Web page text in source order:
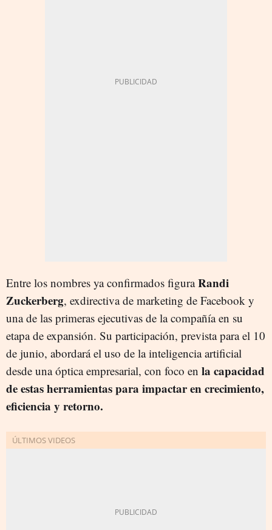
Entre los nombres ya confirmados figuraRandi
Zuckerberg, exdirectiva de marketing de Facebook y
una de las primeras ejecutivas de la compañía en su
etapa de expansión. Su participación, prevista para el 10
de junio, abordará el uso de la inteligencia artificial
desde una óptica empresarial, con foco en la capacidad
de estas herramientas para impactar en crecimiento,
eficiencia y retorno.